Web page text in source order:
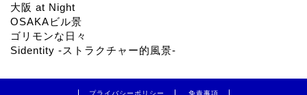
大阪 at Night
OSAKAビル景
ゴリモンな日々
Sidentity -ストラクチャー的風景-
プライバシーポリシー 免責事項